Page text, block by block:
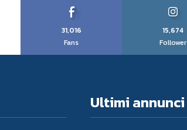
31,016
Fans
15,674
Follower
Ultimi annunci